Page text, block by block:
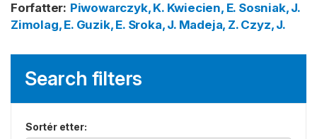
Forfatter: Piwowarczyk, K. Kwiecien, E. Sosniak, J.
Zimolag, E. Guzik, E. Sroka, J. Madeja, Z. Czyz, J.
Search filters
Sortér etter: